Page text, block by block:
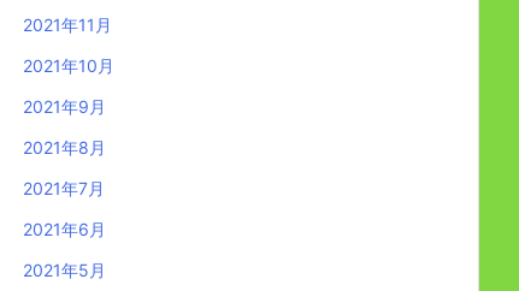
2021年11月
2021年10月
2021年9月
2021年8月
2021年7月
2021年6月
2021年5月